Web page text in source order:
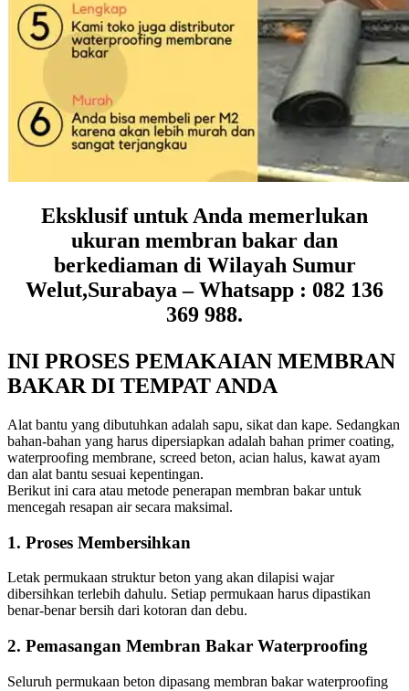
Eksklusif untuk Anda memerlukan
ukuran membran bakar dan
berkediaman di Wilayah Sumur
Welut,Surabaya – Whatsapp : 082 136
369 988.
INI PROSES PEMAKAIAN MEMBRAN
BAKAR DI TEMPAT ANDA
Alat bantu yang dibutuhkan adalah sapu, sikat dan kape. Sedangkan
bahan-bahan yang harus dipersiapkan adalah bahan primer coating,
waterproofing membrane, screed beton, acian halus, kawat ayam
dan alat bantu sesuai kepentingan.
Berikut ini cara atau metode penerapan membran bakar untuk
mencegah resapan air secara maksimal.
1. Proses Membersihkan
Letak permukaan struktur beton yang akan dilapisi wajar
dibersihkan terlebih dahulu. Setiap permukaan harus dipastikan
benar-benar bersih dari kotoran dan debu.
2. Pemasangan Membran Bakar Waterproofing
Seluruh permukaan beton dipasang membran bakar waterproofing